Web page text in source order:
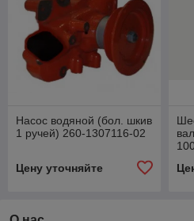
Насос водяной (бол. шкив
1 ручей) 260-1307116-02
Цену уточняйте